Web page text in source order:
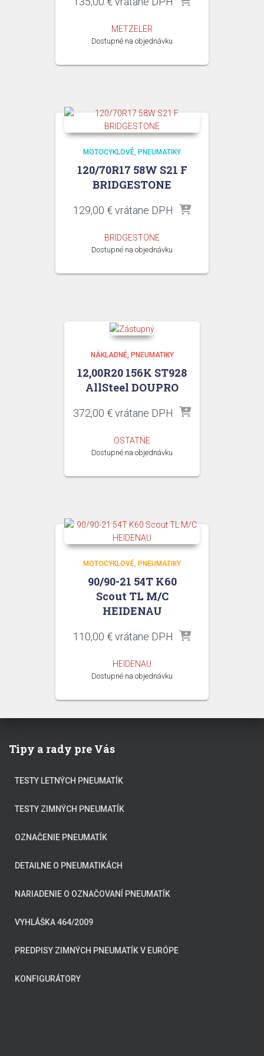
METZELER
Dostupné na objednávku
MOTOCYKLOVÉ PNEUMATIKY
120/70R17 58W S21 F
BRIDGESTONE
129,00 €vrátane DPH
BRIDGESTONE
Dostupné na objednávku
NÁKLADNÉ PNEUMATIKY
12,00R20 156K ST928
AllSteel DOUPRO
372,00 €vrátane DPH
OSTATNE
Dostupné na objednávku
MOTOCYKLOVÉ PNEUMATIKY
90/90-21 54T K60
Scout TL M/C
HEIDENAU
110,00 €vrátane DPH
HEIDENAU
Dostupné na objednávku
Tipy a rady pre Vás
TESTY LETNÝCH PNEUMATÍK
TESTY ZIMNÝCH PNEUMATÍK
OZNAČENIE PNEUMATÍK
DETAILNE O PNEUMATIKÁCH
NARIADENIE O OZNAČOVANÍ PNEUMATÍK
VYHLÁŠKA 464/2009
PREDPISY ZIMNÝCH PNEUMATÍK V EURÓPE
KONFIGURÁTORY